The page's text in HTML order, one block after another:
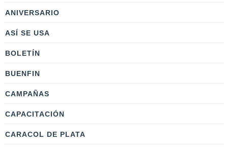
ANIVERSARIO
ASÍ SE USA
BOLETÍN
BUENFIN
CAMPAÑAS
CAPACITACIÓN
CARACOL DE PLATA